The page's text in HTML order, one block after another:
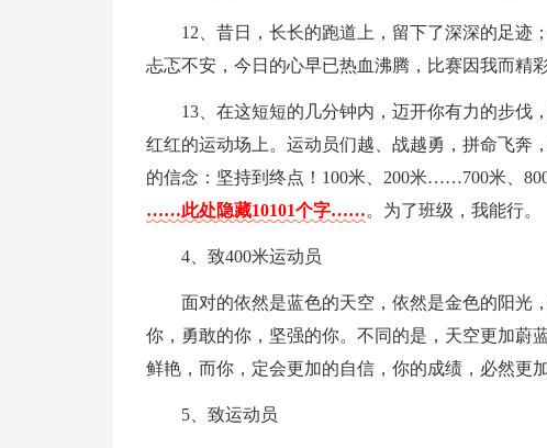
12、昔日，长长的跑道上，留下了深深的足迹
忐忑不安，今日的心早已热血沸腾，比赛因我而精
13、在这短短的几分钟内，迈开你有力的步伐
红红的运动场上。运动员们越、战越勇，拼命飞奔
的信念：坚持到终点！100米、200米……700米、
……此处隐藏10101个字……。为了班级，我能行。
4、致400米运动员
面对的依然是蓝色的天空，依然是金色的阳光
你，勇敢的你，坚强的你。不同的是，天空更加蔚
鲜艳，而你，定会更加的自信，你的成绩，必然更加
5、致运动员